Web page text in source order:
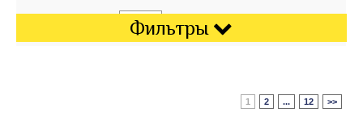
Фильтры
1 2 ... 12 >>